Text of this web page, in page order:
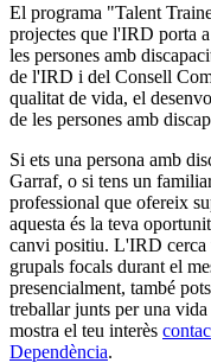
El programa "Talent
projectes que l'IRD porta
les persones amb
de l'IRD i del Consell
qualitat de vida, el
de les persones amb
Si ets una persona amb
Garraf, o si tens un
professional que ofereix
aquesta és la teva
canvi positiu. L'IRD cerca
grupals focals durant el
presencialment, també
treballar junts per una
mostra el teu interès
Dependència.